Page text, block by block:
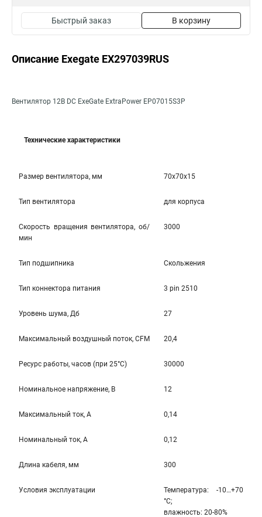
Быстрый заказ В корзину
Описание Exegate EX297039RUS
Вентилятор 12В DC ExeGate ExtraPower EP07015S3P
Технические характеристики
Размер вентилятора, мм 70x70x15
Тип вентилятора для корпуса
Скорость вращения вентилятора, об/
мин
3000
Тип подшипника Скольжения
Тип коннектора питания 3 pin 2510
Уровень шума, Дб 27
Максимальный воздушный поток, CFM 20,4
Ресурс работы, часов (при 25°C) 30000
Номинальное напряжение, В 12
Максимальный ток, А 0,14
Номинальный ток, А 0,12
Длина кабеля, мм 300
Условия эксплуатации
Температура: -10…+70
°С;
влажность: 20-80%